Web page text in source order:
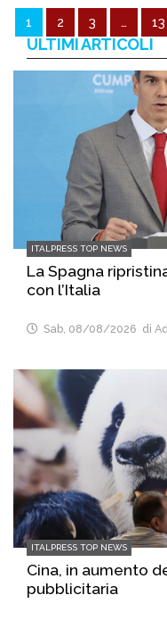
1 2 3 … 13
ULTIMI ARTICOLI
ITALPRESS TOP NEWS
La Spagna
con l’Italia
Sab, 08/08/2026 di
ITALPRESS TOP NEWS
Cina, in aumento
pubblicitaria